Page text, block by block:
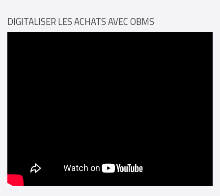
DIGITALISER LES ACHATS AVEC OBMS